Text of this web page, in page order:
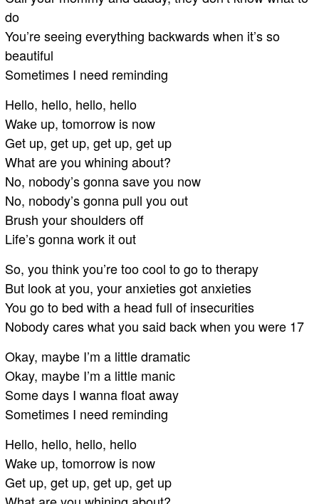
do
You’re seeing everything backwards when it’s so
beautiful
Sometimes I need reminding
Hello, hello, hello, hello
Wake up, tomorrow is now
Get up, get up, get up, get up
What are you whining about?
No, nobody’s gonna save you now
No, nobody’s gonna pull you out
Brush your shoulders off
Life’s gonna work it out
So, you think you’re too cool to go to therapy
But look at you, your anxieties got anxieties
You go to bed with a head full of insecurities
Nobody cares what you said back when you were 17
Okay, maybe I’m a little dramatic
Okay, maybe I’m a little manic
Some days I wanna float away
Sometimes I need reminding
Hello, hello, hello, hello
Wake up, tomorrow is now
Get up, get up, get up, get up